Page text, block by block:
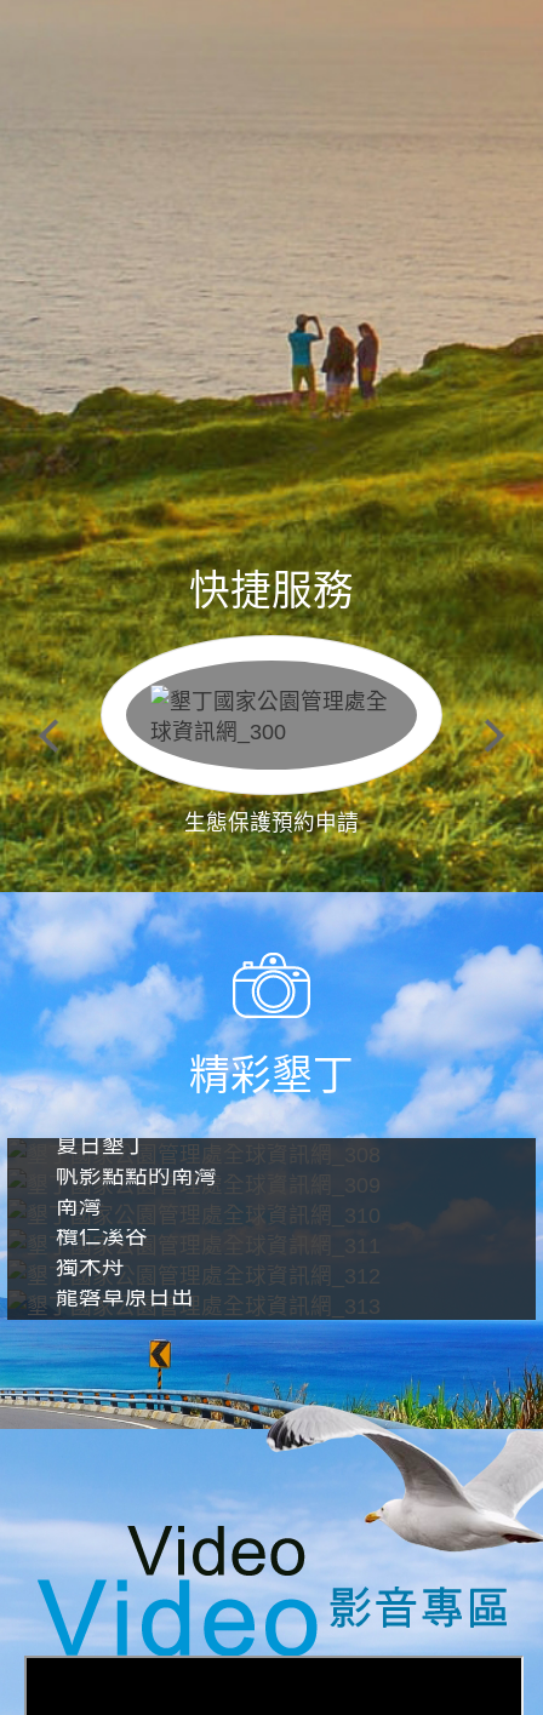
快捷服務
生態保護預約申請
精彩墾丁
夏日墾丁
帆影點點的南灣
南灣
欖仁溪谷
獨木舟
龍磐草原日出